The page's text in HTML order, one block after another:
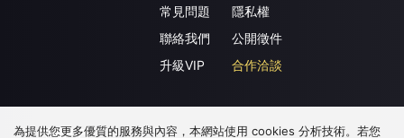
常見問題
聯絡我們
升級VIP
隱私權
公開徵件
合作洽談
下載 APP
為提供您更多優質的服務與內容，本網站使用 cookies 分析技術。若您